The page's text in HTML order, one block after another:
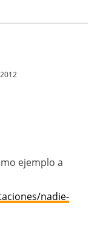
ejemplo a
nadie-